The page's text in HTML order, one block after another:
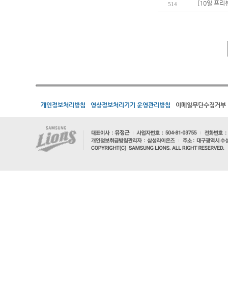
514 [10일 프리
개인정보처리방침 영상정보처리기기 운영관리방침 이메일무단수집거부